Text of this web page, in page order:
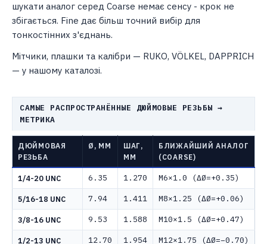
шукати аналог серед Coarse немає сенсу - крок не
збігається. Fine дає більш точний вибір для
тонкостінних з'єднань.
Мітчики, плашки та калібри — RUKO, VÖLKEL, DAPPRICH
— у нашому каталозі.
САМЫЕ РАСПРОСТРАНЁННЫЕ ДЮЙМОВЫЕ РЕЗЬБЫ →
МЕТРИКА
ДЮЙМОВАЯ
РЕЗЬБА
Ø, ММ
ШАГ,
ММ
БЛИЖАЙШИЙ АНАЛОГ
(COARSE)
1/4-20 UNC 6.35 1.270 M6×1.0 (ΔØ=+0.35)
5/16-18 UNC 7.94 1.411 M8×1.25 (ΔØ=+0.06)
3/8-16 UNC 9.53 1.588 M10×1.5 (ΔØ=+0.47)
1/2-13 UNC 12.70 1.954 M12×1.75 (ΔØ=−0.70)